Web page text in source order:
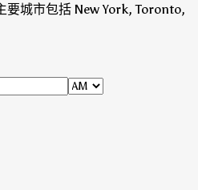
要城市包括 New York, Toronto,